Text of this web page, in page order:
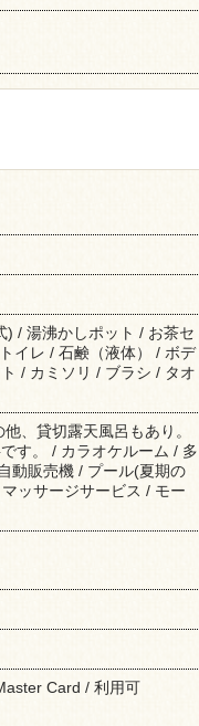
) / 湯沸かしポット / お茶セ
イレ / 石鹸（液体） / ボデ
/ カミソリ / ブラシ / タオ
、貸切露天風呂もあり。
す。 / カラオケルーム / 多
動販売機 / プール(夏期の
ッサージサービス / モー
Card / 利用可